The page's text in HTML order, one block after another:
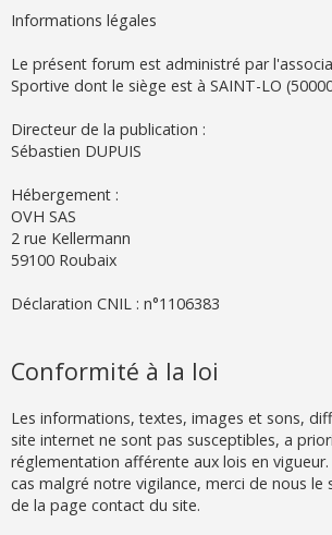
s
s
g
e
Informations légales
Le présent forum est administré par
Sportive dont le siège est à SAINT-LO
Directeur de la publication :
Sébastien DUPUIS
Hébergement :
OVH SAS
2 rue Kellermann
59100 Roubaix
Déclaration CNIL : n°1106383
Conformité à la loi
Les informations, textes, images et sons,
site internet ne sont pas susceptibles, a
réglementation afférente aux lois en
cas malgré notre vigilance, merci de nous le
de la page contact du site.